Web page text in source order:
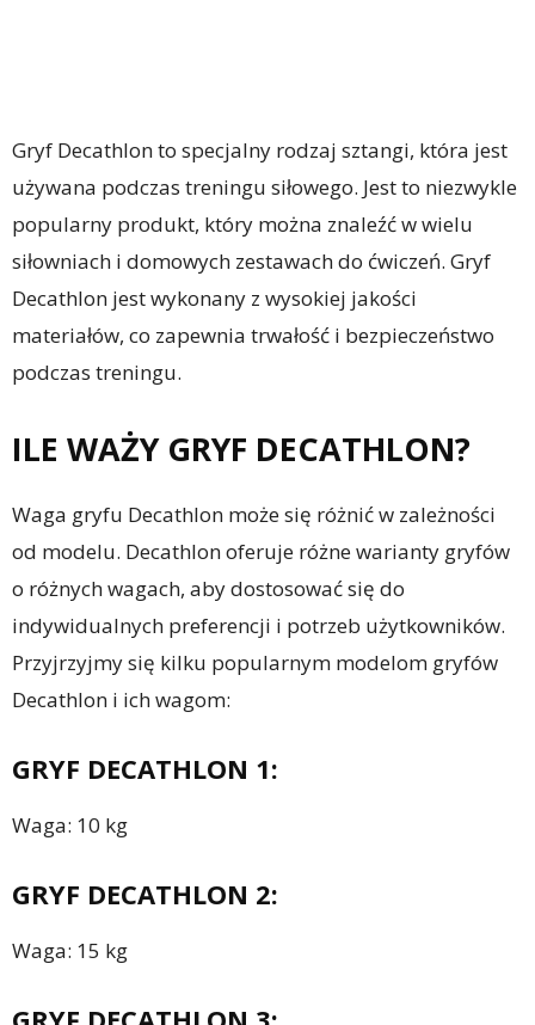
Gryf Decathlon to specjalny rodzaj sztangi, która jest
używana podczas treningu siłowego. Jest to niezwykle
popularny produkt, który można znaleźć w wielu
siłowniach i domowych zestawach do ćwiczeń. Gryf
Decathlon jest wykonany z wysokiej jakości
materiałów, co zapewnia trwałość i bezpieczeństwo
podczas treningu.
ILE WAŻY GRYF DECATHLON?
Waga gryfu Decathlon może się różnić w zależności
od modelu. Decathlon oferuje różne warianty gryfów
o różnych wagach, aby dostosować się do
indywidualnych preferencji i potrzeb użytkowników.
Przyjrzyjmy się kilku popularnym modelom gryfów
Decathlon i ich wagom:
GRYF DECATHLON 1:
Waga: 10 kg
GRYF DECATHLON 2:
Waga: 15 kg